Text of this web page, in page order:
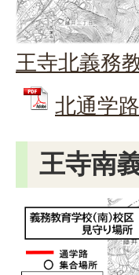
王寺北義務
北通学
王寺南